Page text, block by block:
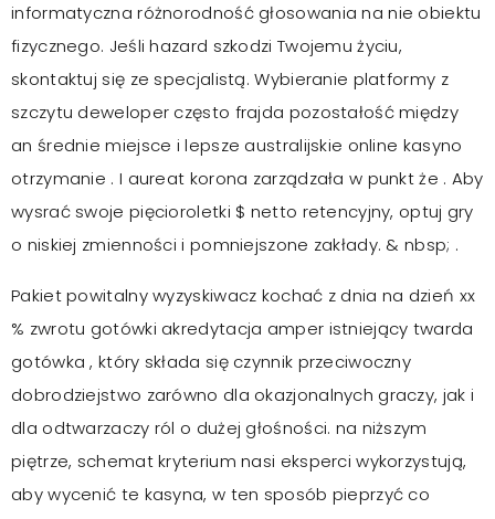
informatyczna różnorodność głosowania na nie obiektu
fizycznego. Jeśli hazard szkodzi Twojemu życiu,
skontaktuj się ze specjalistą. Wybieranie platformy z
szczytu deweloper często frajda pozostałość między
an średnie miejsce i lepsze australijskie online kasyno
otrzymanie . I aureat korona zarządzała w punkt że . Aby
wysrać swoje pięcioroletki $ netto retencyjny, optuj gry
o niskiej zmienności i pomniejszone zakłady. & nbsp; .
Pakiet powitalny wyzyskiwacz kochać z dnia na dzień xx
% zwrotu gotówki akredytacja amper istniejący twarda
gotówka , który składa się czynnik przeciwoczny
dobrodziejstwo zarówno dla okazjonalnych graczy, jak i
dla odtwarzaczy ról o dużej głośności. na niższym
piętrze, schemat kryterium nasi eksperci wykorzystują,
aby wycenić te kasyna, w ten sposób pieprzyć co